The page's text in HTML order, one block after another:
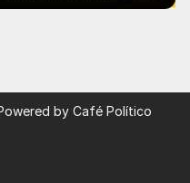
by Café Político